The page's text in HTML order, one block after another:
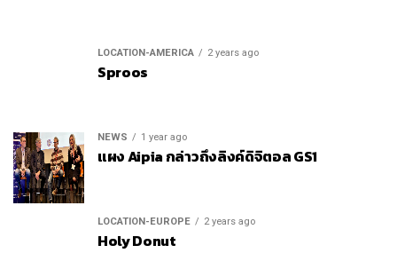
LOCATION-AMERICA 2 years ago
Sproos
NEWS 1 year ago
แผง Aipia กล่าวถึงลิงค์ดิจิตอล GS1
LOCATION-EUROPE 2 years ago
Holy Donut